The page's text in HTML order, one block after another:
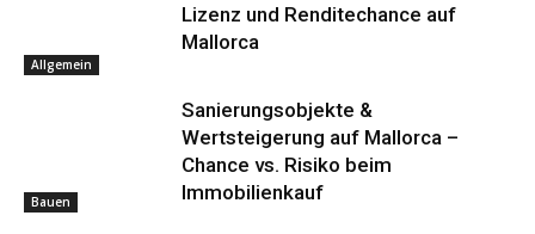
Allgemein
Lizenz und Renditechance auf
Mallorca
Bauen
Sanierungsobjekte &
Wertsteigerung auf Mallorca –
Chance vs. Risiko beim
Immobilienkauf